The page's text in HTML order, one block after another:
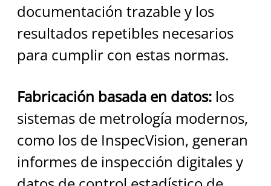
documentación trazable y los
resultados repetibles necesarios
para cumplir con estas normas.
Fabricación basada en datos: los
sistemas de metrología modernos,
como los de InspecVision, generan
informes de inspección digitales y